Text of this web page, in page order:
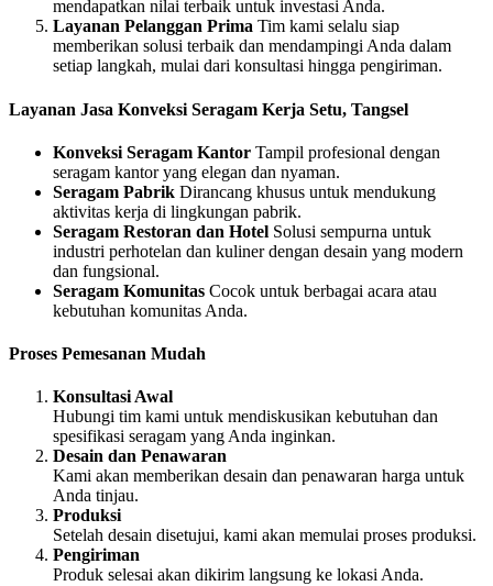
mendapatkan nilai terbaik untuk investasi Anda.
Layanan Pelanggan Prima Tim kami selalu siap
memberikan solusi terbaik dan mendampingi Anda dalam
setiap langkah, mulai dari konsultasi hingga pengiriman.
Layanan Jasa Konveksi Seragam Kerja Setu, Tangsel
Konveksi Seragam Kantor Tampil profesional dengan
seragam kantor yang elegan dan nyaman.
Seragam Pabrik Dirancang khusus untuk mendukung
aktivitas kerja di lingkungan pabrik.
Seragam Restoran dan Hotel Solusi sempurna untuk
industri perhotelan dan kuliner dengan desain yang modern
dan fungsional.
Seragam Komunitas Cocok untuk berbagai acara atau
kebutuhan komunitas Anda.
Proses Pemesanan Mudah
Konsultasi Awal
Hubungi tim kami untuk mendiskusikan kebutuhan dan
spesifikasi seragam yang Anda inginkan.
Desain dan Penawaran
Kami akan memberikan desain dan penawaran harga untuk
Anda tinjau.
Produksi
Setelah desain disetujui, kami akan memulai proses produksi.
Pengiriman
Produk selesai akan dikirim langsung ke lokasi Anda.